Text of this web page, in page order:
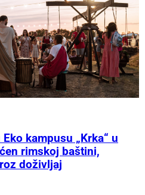
kampusu „Krka“ u
rimskoj baštini,
doživljaj